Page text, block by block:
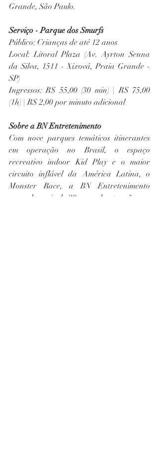
Grande, São Paulo.
Serviço - Parque dos Smurfs
Público: Crianças de até 12 anos
Local: Litoral Plaza (Av. Ayrton Senna
da Silva, 1511 - Xixová, Praia Grande -
SP)
Ingressos: R$ 55,00 (30 min) | R$ 75,00
(1h) | R$ 2,00 por minuto adicional
Sobre a BN Entretenimento
Com nove parques temáticos itinerantes
em operação no Brasil, o espaço
recreativo indoor Kid Play e o maior
circuito inflável da América Latina, o
Monster Race, a BN Entretenimento
acumula mais de 20 anos de atuação nos